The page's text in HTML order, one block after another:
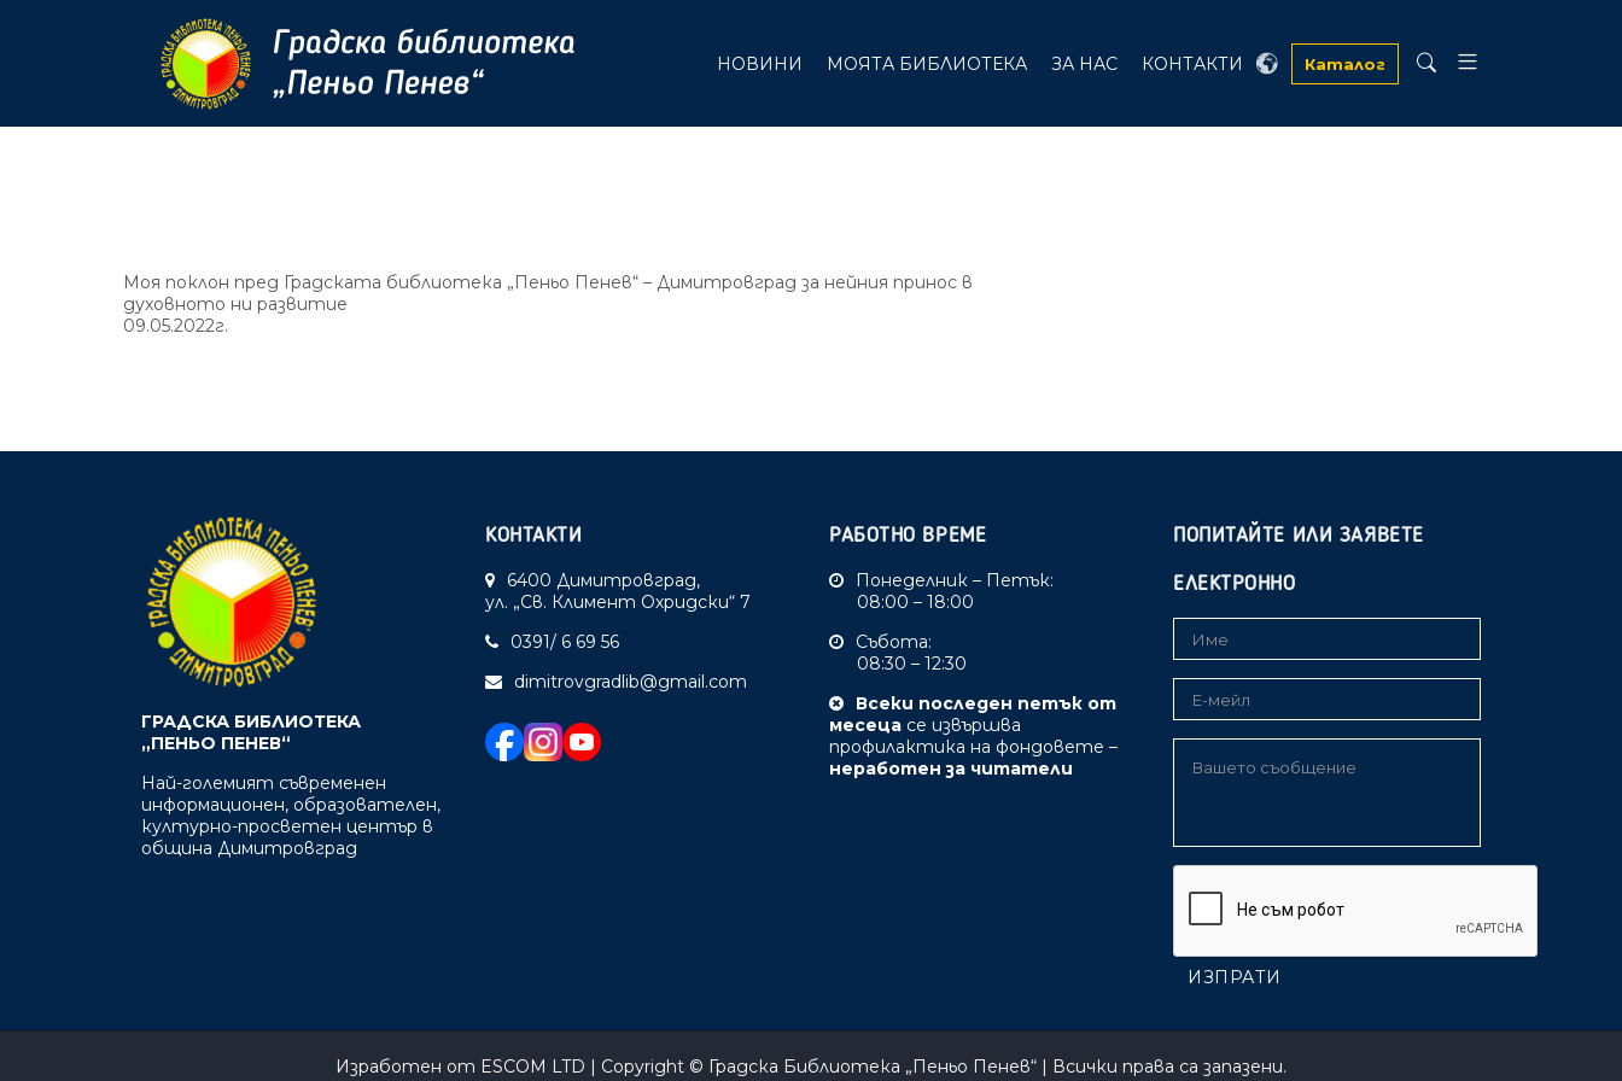
НОВИНИ МОЯТА БИБЛИОТЕКА ЗА НАС КОНТАКТИ Каталог
Моя поклон пред Градската библиотека „Пеньо Пенев“ – Димитровград за нейния принос в
духовното ни развитие
09.05.2022г.
ГРАДСКА БИБЛИОТЕКА
„ПЕНЬО ПЕНЕВ“
Най-големият съвременен
информационен, образователен,
културно-просветен център в
община Димитровград
КОНТАКТИ
6400 Димитровград,
ул. „Св. Климент Охридски“ 7
0391/ 6 69 56
dimitrovgradlib@gmail.com
РАБОТНО ВРЕМЕ
Понеделник – Петък:
08:00 – 18:00
Събота:
08:30 – 12:30
Всеки последен петък от
месеца се извършва
профилактика на фондовете –
неработен за читатели
ПОПИТАЙТЕ ИЛИ ЗАЯВЕТЕ
ЕЛЕКТРОННО
Изработен от ESCOM LTD | Copyright © Градска Библиотека „Пеньо Пенев“ | Всички права са запазени.